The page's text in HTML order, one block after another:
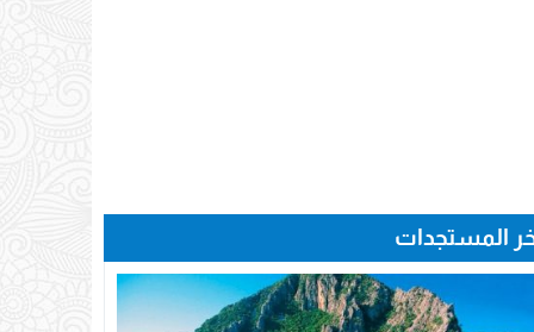
المستجدات